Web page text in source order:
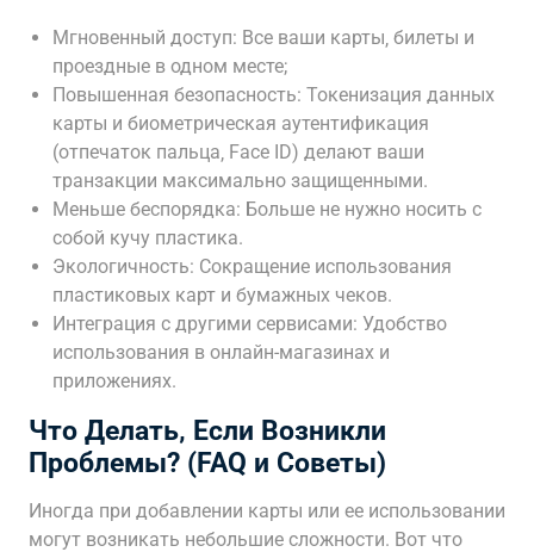
Мгновенный доступ: Все ваши карты‚ билеты и
проездные в одном месте;
Повышенная безопасность: Токенизация данных
карты и биометрическая аутентификация
(отпечаток пальца‚ Face ID) делают ваши
транзакции максимально защищенными.
Меньше беспорядка: Больше не нужно носить с
собой кучу пластика.
Экологичность: Сокращение использования
пластиковых карт и бумажных чеков.
Интеграция с другими сервисами: Удобство
использования в онлайн-магазинах и
приложениях.
Что Делать‚ Если Возникли
Проблемы? (FAQ и Советы)
Иногда при добавлении карты или ее использовании
могут возникать небольшие сложности. Вот что